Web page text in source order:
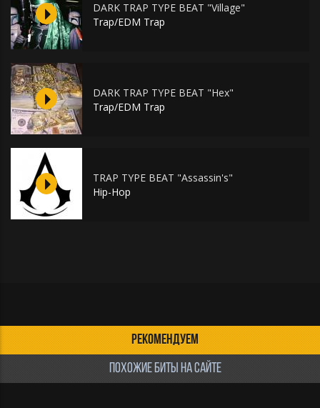
DARK TRAP TYPE BEAT "Village"
Trap/EDM Trap
DARK TRAP TYPE BEAT "Hex"
Trap/EDM Trap
TRAP TYPE BEAT "Assassin's"
Hip-Hop
РЕКОМЕНДУЕМ
ПОХОЖИЕ БИТЫ НА САЙТЕ